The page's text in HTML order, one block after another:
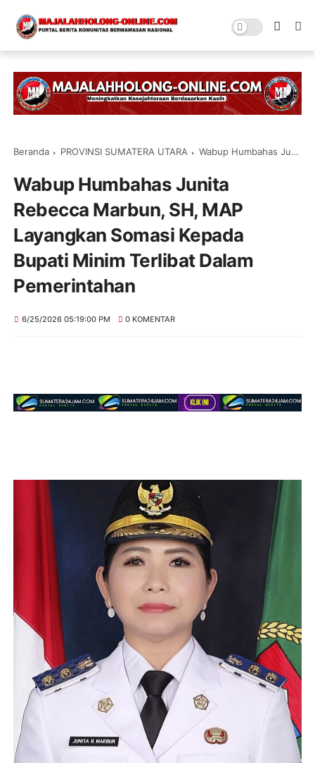
Beranda PROVINSI SUMATERA UTARA Wabup Humbahas Junita Rebecca Marbun, SH, MAP Layangkan Somasi Kepada Bupati Minim Terlibat Dalam Pemerintahan
Wabup Humbahas Junita
Rebecca Marbun, SH, MAP
Layangkan Somasi Kepada
Bupati Minim Terlibat Dalam
Pemerintahan
6/25/2026 05:19:00 PM 0 KOMENTAR